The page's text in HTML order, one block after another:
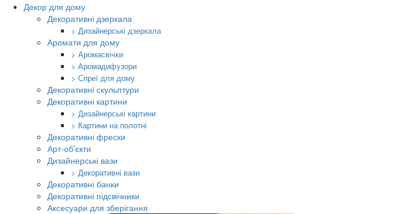
Декор для дому
Декоративні дзеркала
> Дизайнерські дзеркала
Аромати для дому
> Аромасвічки
> Аромадифузори
> Спреї для дому
Декоративні скульптури
Декоративні картини
> Дизайнерські картини
> Картини на полотні
Декоративні фрески
Арт-об’єкти
Дизайнерські вази
> Декоративні вази
Декоративні банки
Декоративні підсвічники
Аксесуари для зберігання